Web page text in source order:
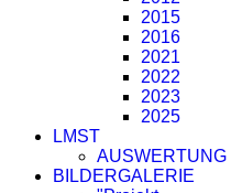
2015
2016
2021
2022
2023
2025
LMST
AUSWERTUNG
BILDERGALERIE